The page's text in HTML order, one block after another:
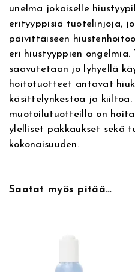
H
y
d
F
i
e
0
unelma jokaiselle
erityyppisiä tuotelinjoja,
päivittäiseen
eri hiustyyppien ongelmia.
saavutetaan jo lyhyellä
hoitotuotteet antavat
käsittelynkestoa ja
muotoilutuotteilla on
ylelliset pakkaukset sekä
kokonaisuuden.
Saatat myös pitää…